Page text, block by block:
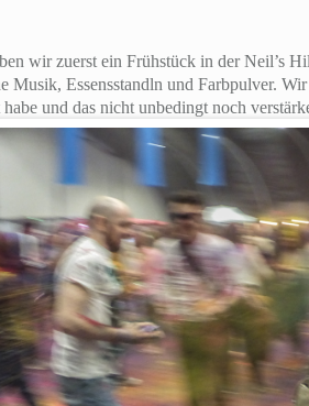
wir zuerst ein Frühstück in der Neil’s
Musik, Essensstandln und Farbpulver.
und das nicht unbedingt noch